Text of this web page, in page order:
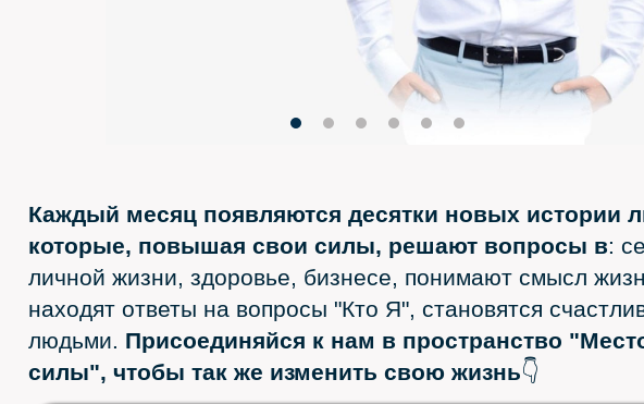
Каждый месяц появляются десятки новых истории
которые, повышая свои силы, решают вопросы в:
личной жизни, здоровье, бизнесе, понимают смысл
находят ответы на вопросы "Кто Я", становятся
людьми. Присоединяйся к нам в пространство
силы", чтобы так же изменить свою жизнь👇